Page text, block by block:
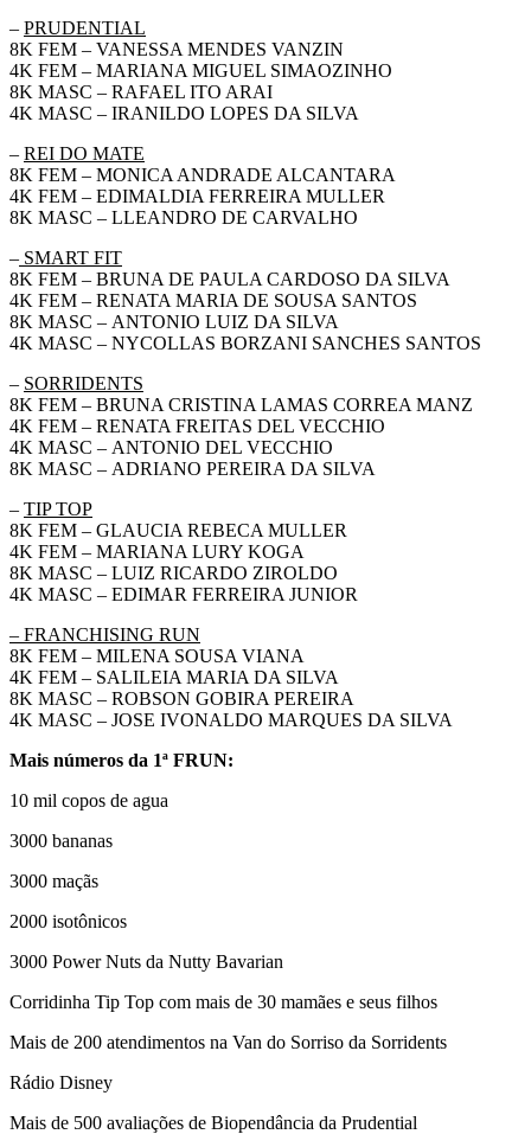
– PRUDENTIAL
8K FEM – VANESSA MENDES VANZIN
4K FEM – MARIANA MIGUEL SIMAOZINHO
8K MASC – RAFAEL ITO ARAI
4K MASC – IRANILDO LOPES DA SILVA
– REI DO MATE
8K FEM – MONICA ANDRADE ALCANTARA
4K FEM – EDIMALDIA FERREIRA MULLER
8K MASC – LLEANDRO DE CARVALHO
– SMART FIT
8K FEM – BRUNA DE PAULA CARDOSO DA SILVA
4K FEM – RENATA MARIA DE SOUSA SANTOS
8K MASC – ANTONIO LUIZ DA SILVA
4K MASC – NYCOLLAS BORZANI SANCHES SANTOS
– SORRIDENTS
8K FEM – BRUNA CRISTINA LAMAS CORREA MANZ
4K FEM – RENATA FREITAS DEL VECCHIO
4K MASC – ANTONIO DEL VECCHIO
8K MASC – ADRIANO PEREIRA DA SILVA
– TIP TOP
8K FEM – GLAUCIA REBECA MULLER
4K FEM – MARIANA LURY KOGA
8K MASC – LUIZ RICARDO ZIROLDO
4K MASC – EDIMAR FERREIRA JUNIOR
– FRANCHISING RUN
8K FEM – MILENA SOUSA VIANA
4K FEM – SALILEIA MARIA DA SILVA
8K MASC – ROBSON GOBIRA PEREIRA
4K MASC – JOSE IVONALDO MARQUES DA SILVA
Mais números da 1ª FRUN:
10 mil copos de agua
3000 bananas
3000 maçãs
2000 isotônicos
3000 Power Nuts da Nutty Bavarian
Corridinha Tip Top com mais de 30 mamães e seus filhos
Mais de 200 atendimentos na Van do Sorriso da Sorridents
Rádio Disney
Mais de 500 avaliações de Biopendância da Prudential